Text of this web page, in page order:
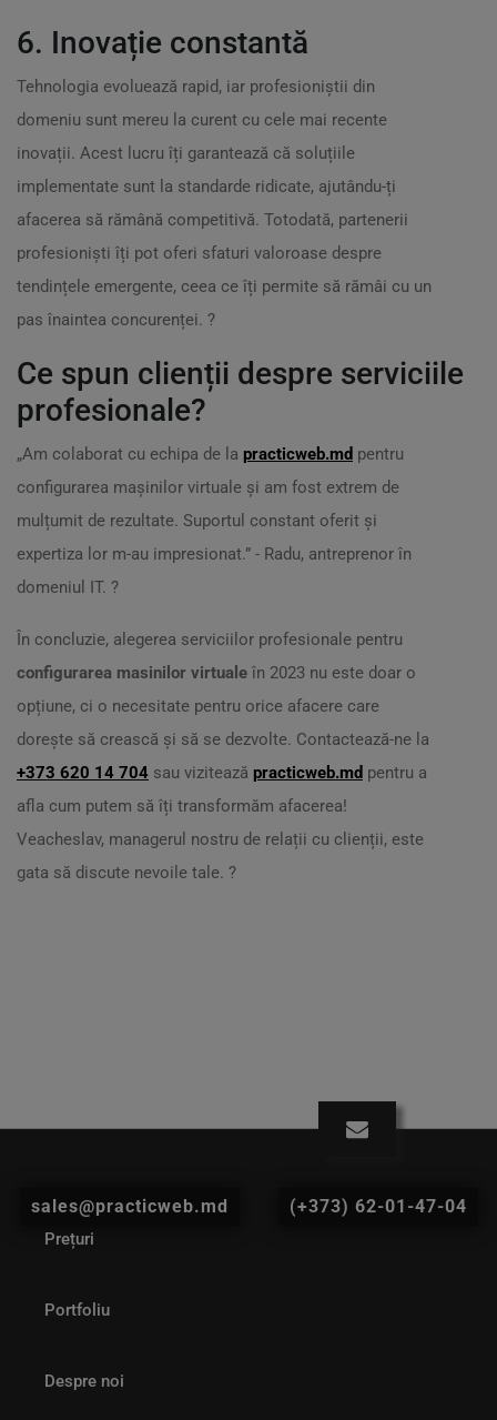
6. Inovație constantă
Tehnologia evoluează rapid, iar profesioniștii din
domeniu sunt mereu la curent cu cele mai recente
inovații. Acest lucru îți garantează că soluțiile
implementate sunt la standarde ridicate, ajutându-ți
afacerea să rămână competitivă. Totodată, partenerii
profesioniști îți pot oferi sfaturi valoroase despre
tendințele emergente, ceea ce îți permite să rămâi cu un
pas înaintea concurenței. ?
Ce spun clienții despre serviciile
profesionale?
„Am colaborat cu echipa de la practicweb.md pentru
configurarea mașinilor virtuale și am fost extrem de
mulțumit de rezultate. Suportul constant oferit și
expertiza lor m-au impresionat.” - Radu, antreprenor în
domeniul IT. ?️
În concluzie, alegerea serviciilor profesionale pentru
configurarea masinilor virtuale în 2023 nu este doar o
opțiune, ci o necesitate pentru orice afacere care
dorește să crească și să se dezvolte. Contactează-ne la
+373 620 14 704 sau vizitează practicweb.md pentru a
afla cum putem să îți transformăm afacerea!
Veacheslav, managerul nostru de relații cu clienții, este
gata să discute nevoile tale. ?
sales@practicweb.md (+373) 62-01-47-04
Prețuri
Portfoliu
Despre noi